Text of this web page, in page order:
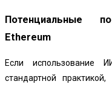
Потенциальные
Ethereum
Если использование
стандартной